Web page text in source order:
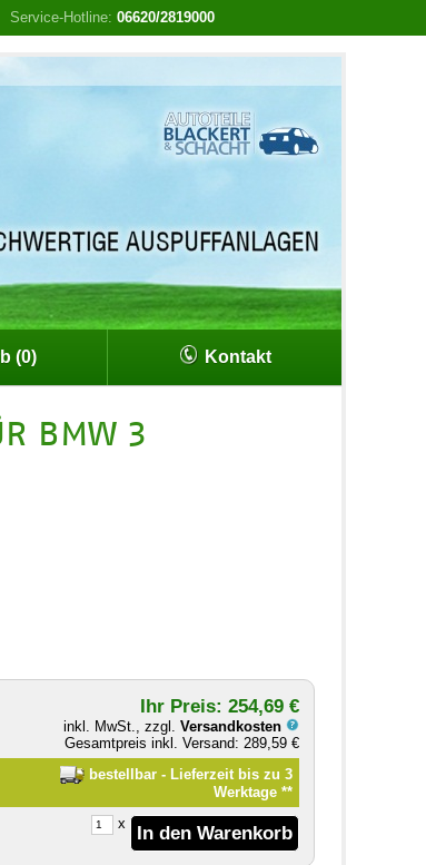
Service-Hotline: 06620/2819000
(0) Kontakt
BMW 3
Ihr Preis: 254,69 €
inkl. MwSt., zzgl.Versandkosten
Gesamtpreis inkl. Versand: 289,59 €
bestellbar - Lieferzeit bis zu 3
Werktage **
x